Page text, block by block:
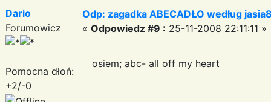
Dario
Forumowicz
Pomocna dłoń:
+2/-0
Odp: zagadka ABECADŁO według
« Odpowiedz #9 : 25-11-2008 22:11:11 »
osiem; abc- all off my heart